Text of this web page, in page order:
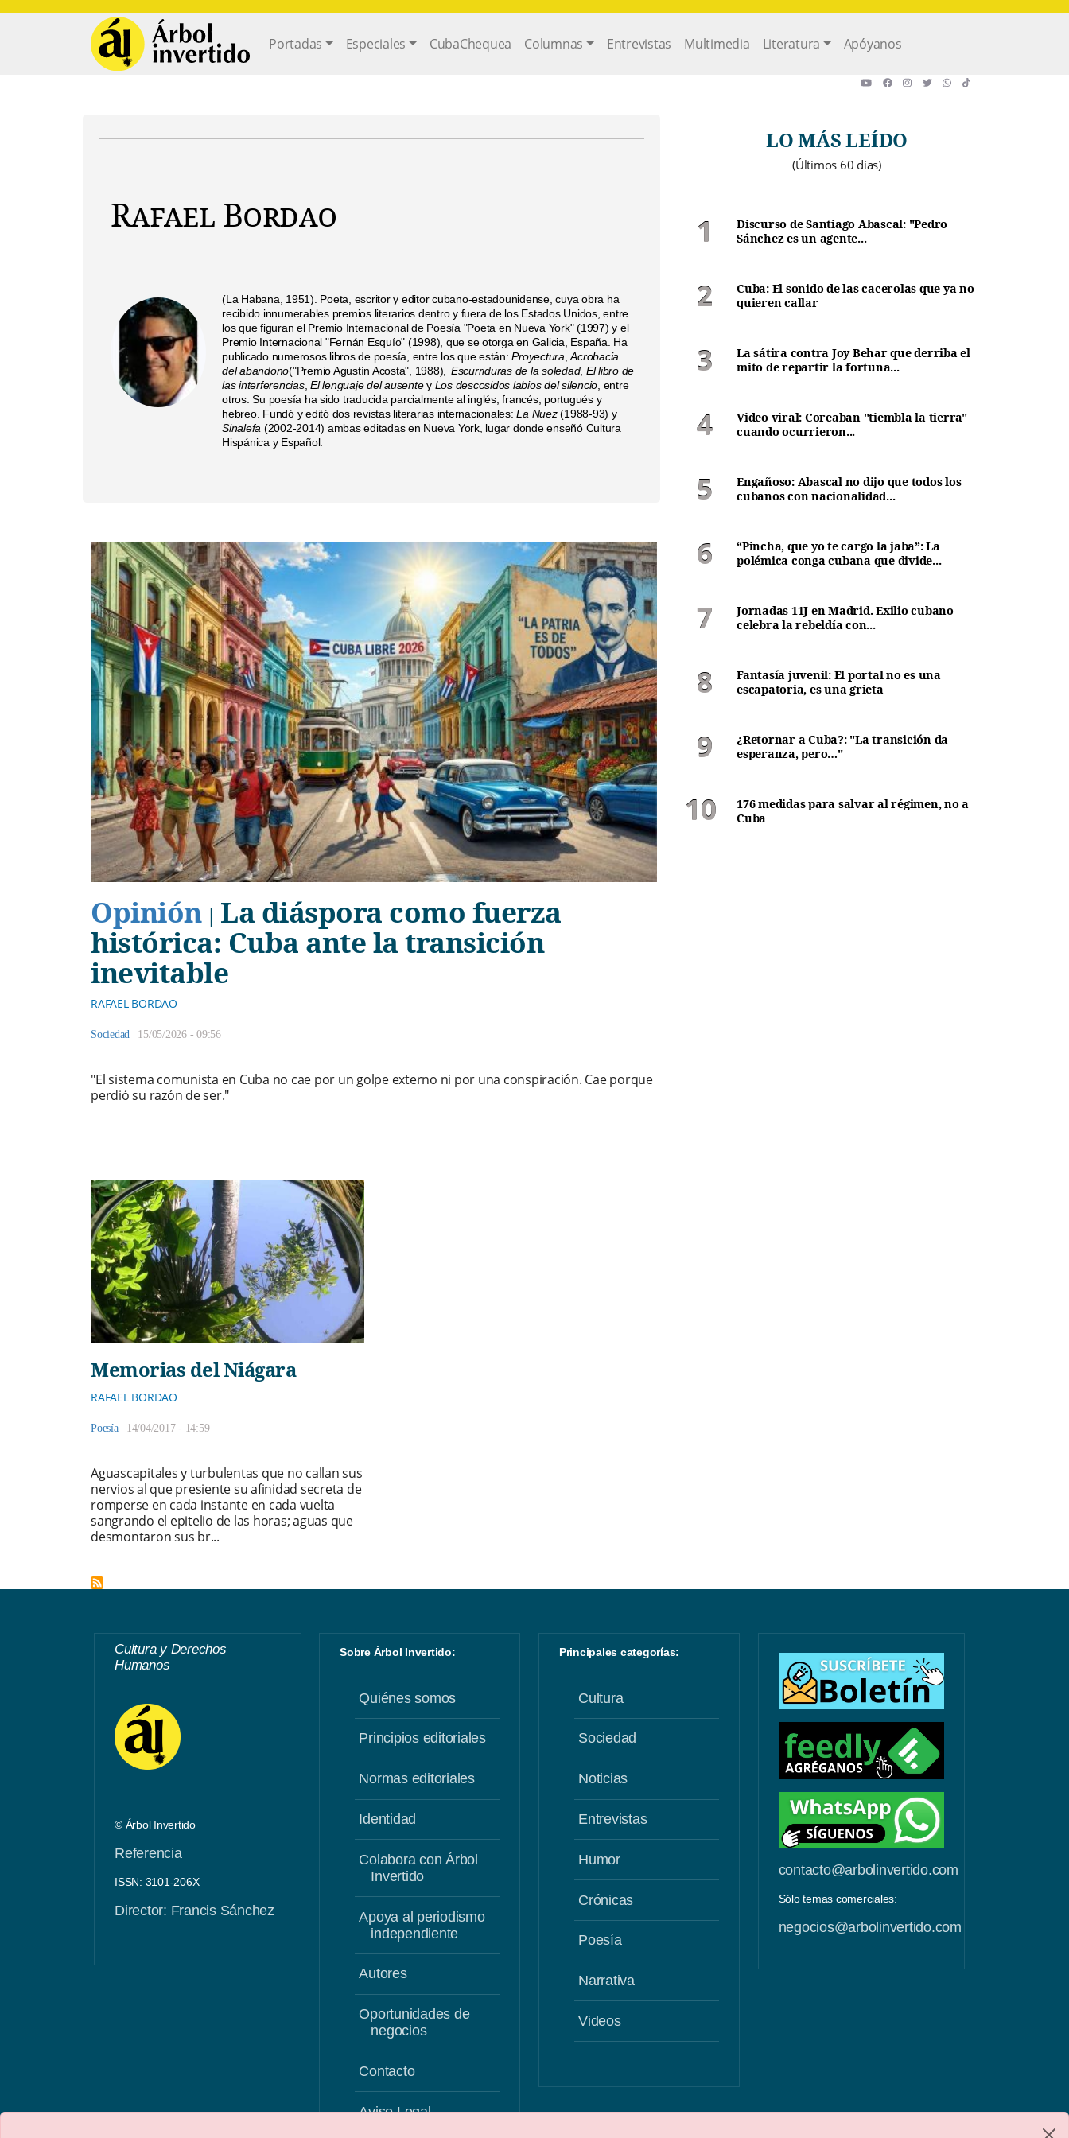
Main navigation
Portadas Especiales CubaChequea Columnas Entrevistas Multimedia Literatura Apóyanos
Rafael Bordao
(La Habana, 1951). Poeta, escritor y editor cubano-estadounidense, cuya obra ha
recibido innumerables premios literarios dentro y fuera de los Estados Unidos, entre
los que figuran el Premio Internacional de Poesía "Poeta en Nueva York" (1997) y el
Premio Internacional "Fernán Esquío" (1998), que se otorga en Galicia, España. Ha
publicado numerosos libros de poesía, entre los que están:Proyectura ,Acrobacia
del abandono("Premio Agustín Acosta", 1988), Escurriduras de la soledad, El libro de
las interferencias, El lenguaje del ausentey Los descosidos labios del silencio , entre
otros. Su poesía ha sido traducida parcialmente al inglés, francés, portugués y
hebreo. Fundó y editó dos revistas literarias internacionales:La Nuez(1988-93) y
Sinalefa (2002-2014) ambas editadas en Nueva York, lugar donde enseñó Cultura
Hispánica y Español.
Opinión| La diáspora como fuerza
histórica: Cuba ante la transición
inevitable
RAFAEL BORDAO
Sociedad 15/05/2026 - 09:56
"El sistema comunista en Cuba no cae por un golpe externo ni por una conspiración. Cae porque
perdió su razón de ser."
Memorias del Niágara
RAFAEL BORDAO
Poesía 14/04/2017 - 14:59
Aguascapitales y turbulentas que no callan sus
nervios al que presiente su afinidad secreta de
romperse en cada instante en cada vuelta
sangrando el epitelio de las horas; aguas que
desmontaron sus br...
LO MÁS LEÍDO
(Últimos 60 días)
Discurso de Santiago Abascal: "Pedro
Sánchez es un agente...
Cuba: El sonido de las cacerolas que ya no
quieren callar
La sátira contra Joy Behar que derriba el
mito de repartir la fortuna...
Video viral: Coreaban "tiembla la tierra"
cuando ocurrieron...
Engañoso: Abascal no dijo que todos los
cubanos con nacionalidad...
“Pincha, que yo te cargo la jaba”: La
polémica conga cubana que divide...
Jornadas 11J en Madrid. Exilio cubano
celebra la rebeldía con...
Fantasía juvenil: El portal no es una
escapatoria, es una grieta
¿Retornar a Cuba?: "La transición da
esperanza, pero…"
176 medidas para salvar al régimen, no a
Cuba
Cultura y Derechos
Humanos
© Árbol Invertido
Referencia
ISSN: 3101-206X
Director: Francis Sánchez
Sobre Árbol Invertido:
Quiénes somos
Principios editoriales
Normas editoriales
Identidad
Colabora con Árbol
Invertido
Apoya al periodismo
independiente
Autores
Oportunidades de
negocios
Contacto
Aviso Legal
Principales categorías:
Cultura
Sociedad
Noticias
Entrevistas
Humor
Crónicas
Poesía
Narrativa
Videos
contacto@arbolinvertido.com
Sólo temas comerciales:
negocios@arbolinvertido.com